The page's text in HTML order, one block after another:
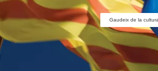
Gaudeix de la cultura